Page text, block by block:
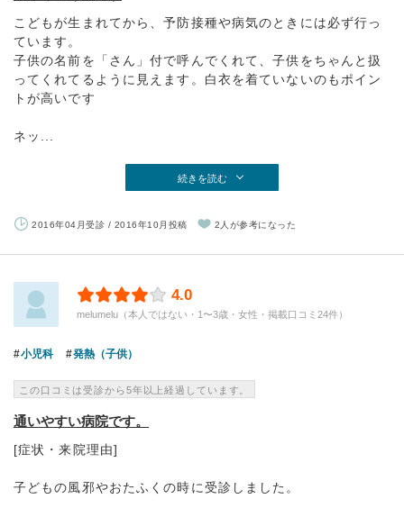
こどもが生まれてから、予防接種や病気のときには必ず行っ
ています。
子供の名前を「さん」付で呼んでくれて、子供をちゃんと扱
ってくれてるように見えます。白衣を着ていないのもポイン
トが高いです
ネッ...
続きを読む
2016年04月受診 / 2016年10月投稿 2人が参考になった
4.0
melumelu（本人ではない・1〜3歳・女性・掲載口コミ24件）
小児科 発熱（子供）
この口コミは受診から5年以上経過しています。
通いやすい病院です。
[症状・来院理由]
子どもの風邪やおたふくの時に受診しました。